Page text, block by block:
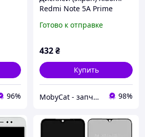
96%
Redmi Note 5A Prime
тачскрин (белый -
Готово к отправке
432₴
Купить
MobyCat - запчасти для мобильных телефонов и планшетов 98%